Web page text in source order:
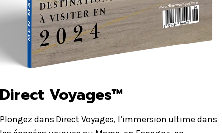
Direct Voyages™
Plongez dans Direct Voyages, l’immersion ultime dans